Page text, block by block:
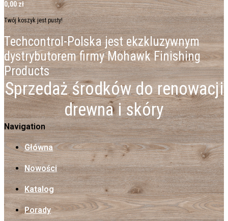
0,00 zł
Twój koszyk jest pusty!
Techcontrol-Polska jest ekzkluzywnym
dystrybutorem firmy Mohawk Finishing
Products
Sprzedaż środków do renowacji
drewna i skóry
Navigation
Główna
Nowości
Katalog
Porady